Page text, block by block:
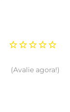
Avalie agora!